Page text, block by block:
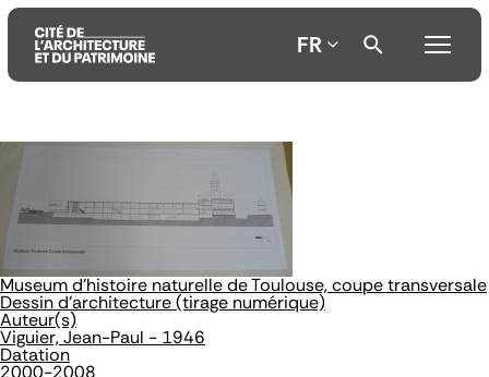
principal
principal
recherche
FR
Museum d'histoire naturelle de Toulouse, coupe transversale
Dessin d'architecture (tirage numérique)
Auteur(s)
Viguier, Jean-Paul - 1946
Datation
2000-2008